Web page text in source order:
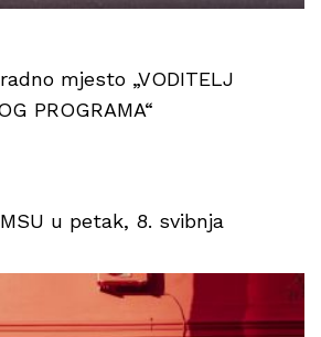
mjesto „VODITELJ
PROGRAMA“
u petak, 8. svibnja